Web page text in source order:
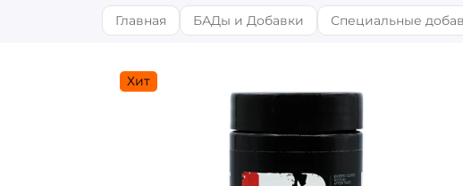
Главная БАДы и Добавки Специальные
Хит